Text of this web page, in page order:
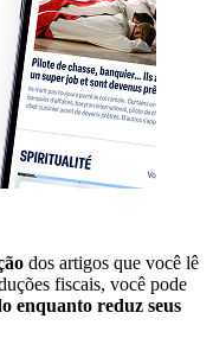
dos artigos que você lê
fiscais, você pode
enquanto reduz seus